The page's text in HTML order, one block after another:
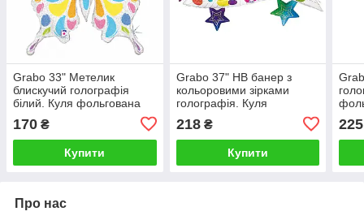
Grabo 33" Метелик
блискучий голографія
білий. Куля фольгована
170 ₴
Купити
Grabo 37" HB банер з
кольоровими зірками
голографія. Куля
фольгована фігура — В
УП
218₴
Купити
Про нас